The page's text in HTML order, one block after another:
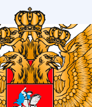
/ 15